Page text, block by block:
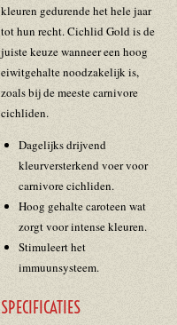
kleuren gedurende het hele jaar
tot hun recht. Cichlid Gold is de
juiste keuze wanneer een hoog
eiwitgehalte noodzakelijk is,
zoals bij de meeste carnivore
cichliden.
Dagelijks drijvend
kleurversterkend voer voor
carnivore cichliden.
Hoog gehalte caroteen wat
zorgt voor intense kleuren.
Stimuleert het
immuunsysteem.
SPECIFICATIES